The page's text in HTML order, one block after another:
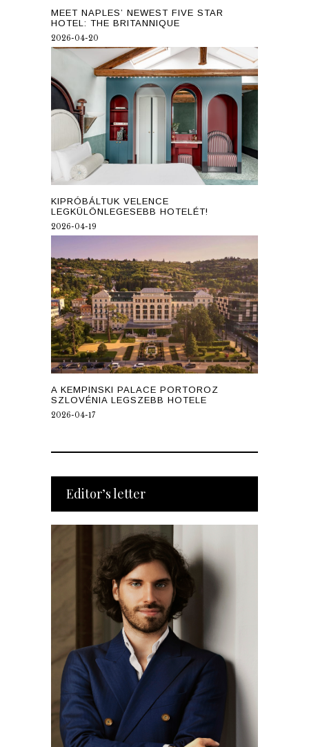
MEET NAPLES’ NEWEST FIVE STAR
HOTEL: THE BRITANNIQUE
2026-04-20
KIPRÓBÁLTUK VELENCE
LEGKÜLÖNLEGESEBB HOTELÉT!
2026-04-19
A KEMPINSKI PALACE PORTOROZ
SZLOVÉNIA LEGSZEBB HOTELE
2026-04-17
Editor’s letter